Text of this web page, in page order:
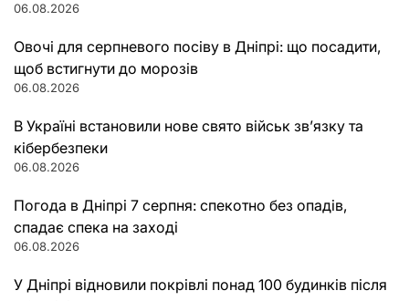
06.08.2026
Овочі для серпневого посіву в Дніпрі: що посадити,
щоб встигнути до морозів
06.08.2026
В Україні встановили нове свято військ зв’язку та
кібербезпеки
06.08.2026
Погода в Дніпрі 7 серпня: спекотно без опадів,
спадає спека на заході
06.08.2026
У Дніпрі відновили покрівлі понад 100 будинків після